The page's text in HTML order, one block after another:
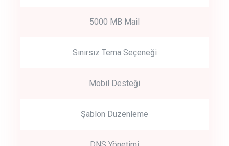
5000 MB Mail
Sınırsız Tema Seçeneği
Mobil Desteği
Şablon Düzenleme